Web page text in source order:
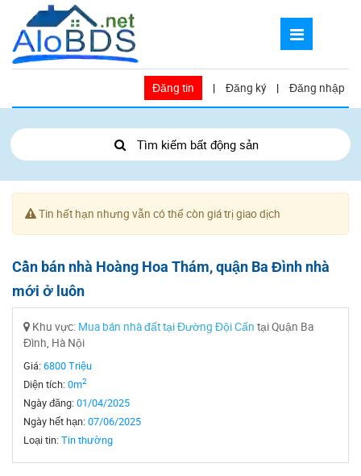
Đăng tin | Đăng ký | Đăng nhập
Tìm kiếm bất động sản
Tin hết hạn nhưng vẫn có thể còn giá trị giao dịch
Cần bán nhà Hoàng Hoa Thám, quận Ba Đình nhà
mới ở luôn
Khu vực: Mua bán nhà đất tại Đường Đội Cấn tại Quận Ba
Đình, Hà Nội
Giá:6800 Triệu
Diện tích:0m2
Ngày đăng:01/04/2025
Ngày hết hạn:07/06/2025
Loại tin:Tin thường